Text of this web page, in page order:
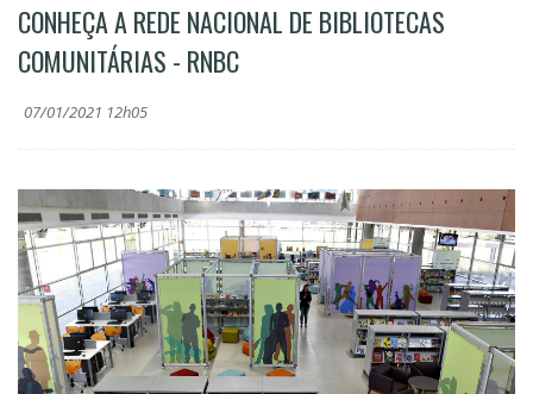
CONHEÇA A REDE NACIONAL DE BIBLIOTECAS
COMUNITÁRIAS - RNBC
07/01/2021 12h05